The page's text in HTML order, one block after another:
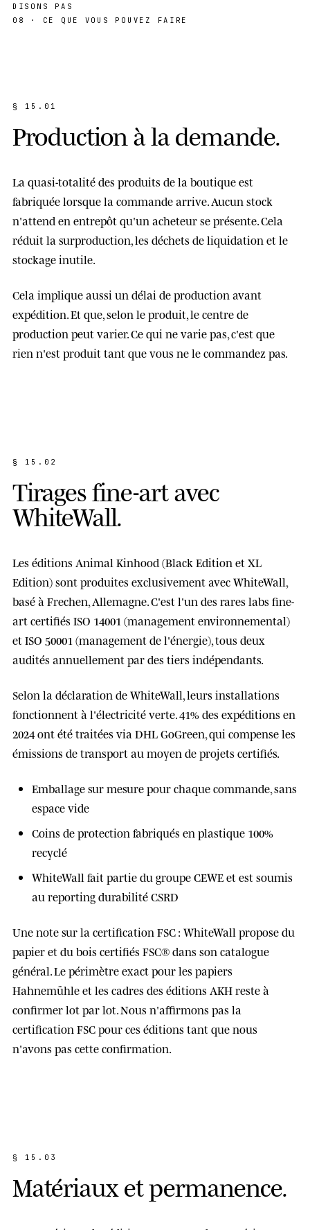
DISONS PAS
08 · CE QUE VOUS POUVEZ FAIRE
§ 15.01
Production àlademande.
La quasi-totalité des produits de la boutique est
fabriquéelorsque la commande arrive . Aucun stock
n'attend en entrepôt qu'un acheteur se présente. Cela
réduit la surproduction, les déchets de liquidation et le
stockage inutile.
Cela implique aussi un délai de production avant
expédition . Et que, selon le produit, le centre de
production peut varier. Ce qui ne varie pas, c'est que
rien n'est produit tant que vous ne le commandez pas.
§ 15.02
Tiragesfine-artavec
WhiteWall.
Les éditions Animal Kinhood (Black Edition et XL
Edition) sont produites exclusivement avecWhiteWall
basé à Frechen, Allemagne. C'est l'un des rares labs fine-
art certifiés ISO 14001 (management environnemental)
et ISO 50001 (management de l'énergie), tous deux
audités annuellement par des tiers indépendants.
Selon la déclaration de WhiteWall, leurs installations
fonctionnent à l'électricité verte 41% des expéditions en
2024ont été traitées via DHL GoGreen, qui compense les
émissions de transport au moyen de projets certifiés.
Emballage sur mesure pour chaque commande, sans
espace vide
Coins de protection fabriqués en plastique 100%
recyclé
WhiteWall fait partie du groupe CEWE et est soumis
au reporting durabilité CSRD
Une note sur la certification FSC : WhiteWall propose du
papier et du bois certifiés FSC® dans son catalogue
général. Le périmètre exact pour les papiers
Hahnemühle et les cadres des éditions AKH resteà
confirmer lot par lot. Nous n'affirmons pas la
certification FSC pour ces éditions tant que nous
n'avons pas cette confirmation.
§ 15.03
Matériauxetpermanence.